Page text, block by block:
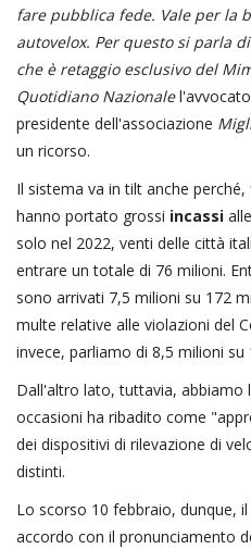
fare pubblica fede. Vale per la
autovelox. Per questo si parla
che è retaggio esclusivo del
Quotidiano Nazionalel'avvocato
presidente dell'associazione
un ricorso.
Il sistema va in tilt anche
hanno portato grossi incassi
solo nel 2022, venti delle città
entrare un totale di 76 milioni.
sono arrivati 7,5 milioni su 172
multe relative alle violazioni del
invece, parliamo di 8,5 milioni su
Dall'altro lato, tuttavia, abbiamo
occasioni ha ribadito come
dei dispositivi di rilevazione di
distinti.
Lo scorso 10 febbraio, dunque,
accordo con il pronunciamento